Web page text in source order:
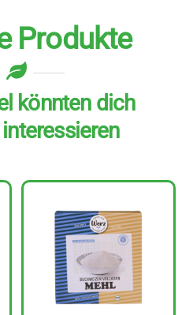
Produkte
könnten dich